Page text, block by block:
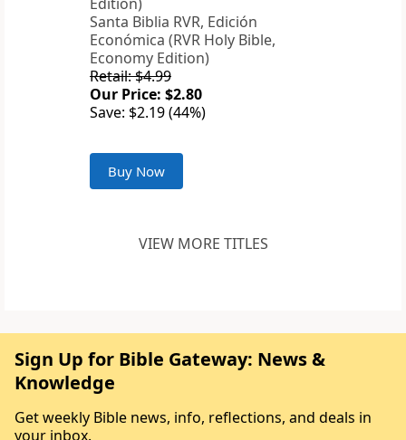
Santa Biblia RVR, Edición
Económica (RVR Holy Bible,
Economy Edition)
Retail: $4.99
Our Price: $2.80
Save: $2.19 (44%)
Buy Now
VIEW MORE TITLES
Sign Up for Bible Gateway: News &
Knowledge
Get weekly Bible news, info, reflections, and deals in
your inbox.